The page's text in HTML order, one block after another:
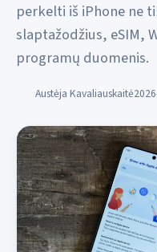
perkelti iš iPhone ne
slaptažodžius, eSIM,
programų duomenis.
Austėja Kavaliauskaitė